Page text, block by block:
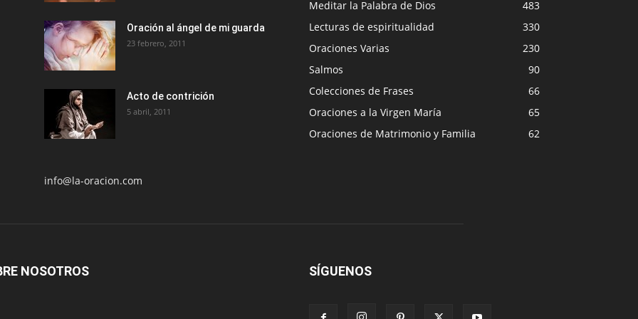
Oración al ángel de mi guarda
23 febrero, 2011
Acto de contrición
5 abril, 2011
info@la-oracion.com
Meditar la Palabra de Dios
483
Lecturas de espiritualidad
330
Oraciones Varias
230
Salmos
90
Colecciones de Frases
66
Oraciones a la Virgen María
65
Oraciones de Matrimonio y Familia
62
NOSOTROS SÍGUENOS